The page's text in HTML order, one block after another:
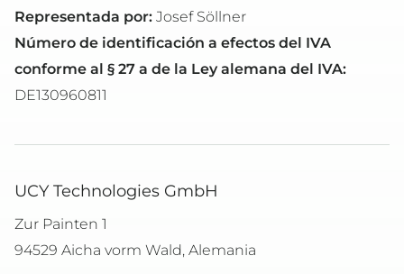
Representada por: Josef Söllner
Número de identificación a efectos del IVA
conforme al § 27 a de la Ley alemana del IVA:
DE130960811
UCY Technologies GmbH
Zur Painten 1
94529 Aicha vorm Wald, Alemania